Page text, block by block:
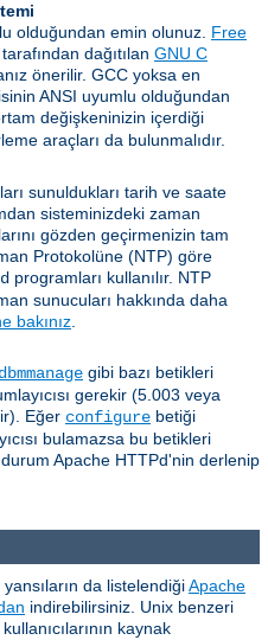
olduğundan emin olunuz. Free
tarafından dağıtılan GNU C
önerilir. GCC yoksa en
ANSI uyumlu olduğundan
değişkeninizin içerdiği
araçları da bulunmalıdır.
sunuldukları tarih ve saate
sisteminizdeki zaman
gözden geçirmenizin tam
Protokolüne (NTP) göre
programları kullanılır. NTP
sunucuları hakkında daha
bakınız.
dbmmanage gibi bazı betikleri
gerekir (5.003 veya
Eğer configure betiği
bulamazsa bu betikleri
Apache HTTPd'nin derlenip
da listelendiğiApache
indirebilirsiniz. Unix benzeri
kaynak